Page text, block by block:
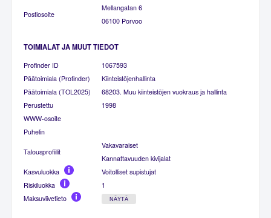
Postiosoite
Mellangatan 6
06100 Porvoo
TOIMIALAT JA MUUT TIEDOT
Profinder ID
1067593
Päätoimiala (Profinder)
Kiinteistöjenhallinta
Päätoimiala (TOL2025)
68203. Muu kiinteistöjen vuokraus ja hallinta
Perustettu
1998
WWW-osoite
Puhelin
Talousprofiilit
Vakavaraiset
Kannattavuuden kivijalat
Kasvuluokka
Voitolliset supistujat
Riskiluokka
1
Maksuviivetieto
NÄYTÄ